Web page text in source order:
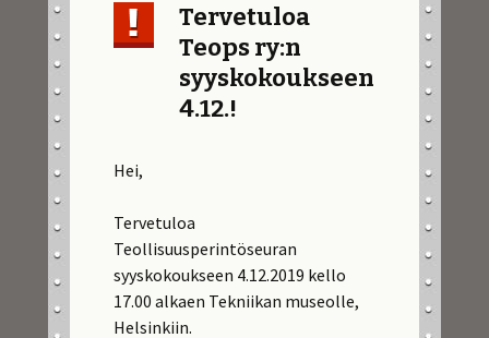
Tervetuloa
Teops ry:n
syyskokoukseen
4.12.!
Hei,
Tervetuloa
Teollisuusperintöseuran
syyskokoukseen 4.12.2019 kello
17.00 alkaen Tekniikan museolle,
Helsinkiin.